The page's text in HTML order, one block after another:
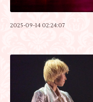
2025-09-14 02:24:07